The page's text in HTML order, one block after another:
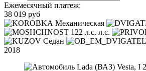
Ежемесячный платеж:
38 019 руб
Механическая
122 л.с. л.с.
Седан
2018